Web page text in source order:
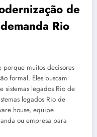
de
Rio
porque muitos decisores
formal. Eles buscam
sistemas legados Rio de
legados Rio de
house, equipe
ou empresa para